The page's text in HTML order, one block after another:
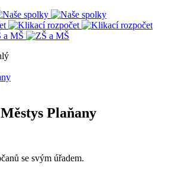
Městys Plaňany
se svým úřadem.